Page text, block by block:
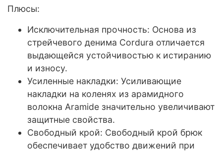
Плюсы:
Исключительная прочность: Основа из
стрейчевого денима Cordura отличается
выдающейся устойчивостью к истиранию
и износу.
Усиленные накладки: Усиливающие
накладки на коленях из арамидного
волокна Aramide значительно увеличивают
защитные свойства.
Свободный крой: Свободный крой брюк
обеспечивает удобство движений при